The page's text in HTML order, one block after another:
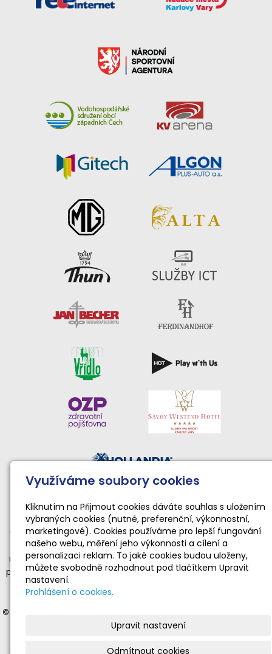
Národní sportovní agentura • Karlovarský kraj • Statutární
město Karlovy Vary
Činnost TopGym Karlovy Vary pro rok 2026 byla podpořena
dotací Národní sportovní agentury ve výši 169 100 Kč
na zabezpečení sportovní, tělovýchovné a organizační funkce
příjemce dotace realizující sportovní aktivity dětí a mládeže ve
věku od 4 do 19 let v souladu s platnými a registrovanými
© 2012-2025 Moderní gymnastika Karlovy Vary
vyhrazena | © Web vytvořil:Gitech|mail|adm
Využíváme soubory cookies
Kliknutím na Přijmout cookies dáváte souhlas s uložením
vybraných cookies (nutné, preferenční, výkonnostní,
marketingové). Cookies používáme pro lepší fungování
našeho webu, měření jeho výkonnosti a cílení a
personalizaci reklam. To jaké cookies budou uloženy,
můžete svobodně rozhodnout pod tlačítkem Upravit
nastavení.
Prohlášení o cookies.
Upravit nastavení
Odmítnout cookies